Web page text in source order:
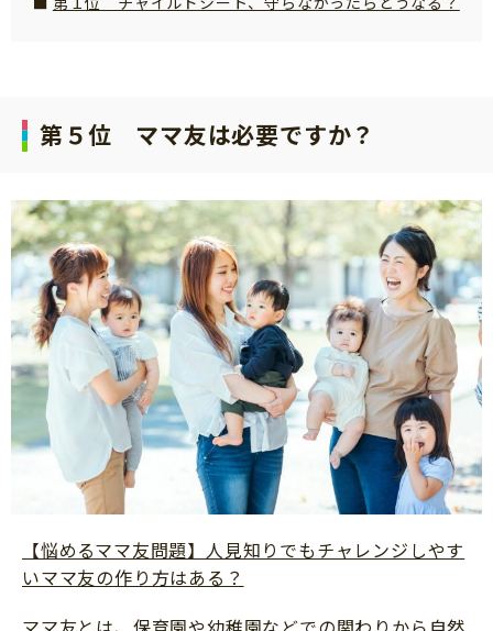
「こそだてまっぷ」とは
サイトのご利⽤にあたって
個⼈情報について
お問い合わせ
第５位 ママ友は必要ですか？
【悩めるママ友問題】人見知りでもチャレンジしやす
いママ友の作り方はある？